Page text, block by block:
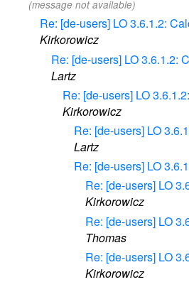
(message not available)
Re: [de-users] LO 3.6.1.2:
Kirkorowicz
Re: [de-users] LO 3.6.1.2:
Lartz
Re: [de-users] LO
Kirkorowicz
Re: [de-users] LO
Lartz
Re: [de-users] LO
Re: [de-users] LO
Kirkorowicz
Re: [de-users] LO
Thomas
Re: [de-users] LO
Kirkorowicz